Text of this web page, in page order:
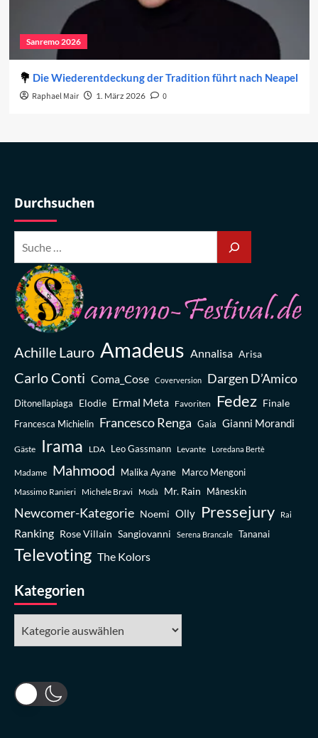
Sanremo 2026
Die Wiederentdeckung der Tradition führt nach Neapel
Raphael Mair 1. März 2026 0
Durchsuchen
Achille Lauro Amadeus Annalisa Arisa
Carlo Conti Coma_Cose Coverversion Dargen D’Amico
Ditonellapiaga Elodie Ermal Meta Favoriten Fedez Finale
Francesca Michielin Francesco Renga Gaia Gianni Morandi
Gäste Irama LDA Leo Gassmann Levante Loredana Bertè
Madame Mahmood Malika Ayane Marco Mengoni
Massimo Ranieri Michele Bravi Modà Mr. Rain Måneskin
Newcomer-Kategorie Noemi Olly Pressejury Rai
Ranking Rose Villain Sangiovanni Serena Brancale Tananai
Televoting The Kolors
Kategorien